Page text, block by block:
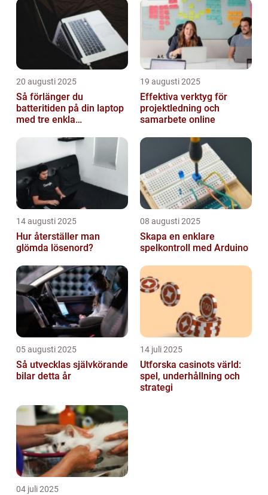
20 augusti 2025
Så förlänger du
batteritiden på din laptop
med tre enkla
19 augusti 2025
Effektiva verktyg för
projektledning och
samarbete online
14 augusti 2025
Hur återställer man
glömda lösenord?
08 augusti 2025
Skapa en enklare
spelkontroll med Arduino
05 augusti 2025
Så utvecklas självkörande
bilar detta år
14 juli 2025
Utforska casinots värld:
spel, underhållning och
strategi
04 juli 2025